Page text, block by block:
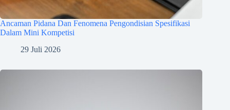
Ancaman Pidana Dan Fenomena Pengondisian Spesifikasi
Dalam Mini Kompetisi
29 Juli 2026